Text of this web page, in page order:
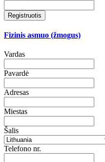
Registruotis
Fizinis asmuo (žmogus)
Vardas
Pavardė
Adresas
Miestas
Šalis
Telefono nr.